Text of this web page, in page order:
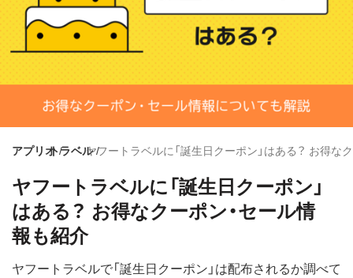
ン
ツ
に
移
アプリオトラベルヤフートラベルに「誕生日クーポン」はある？ お得な
ヤフートラベルに「誕生日クーポン」
はある？ お得なクーポン・セール情
報も紹介
ヤフートラベルで「誕生日クーポン」は配布されるか調べて